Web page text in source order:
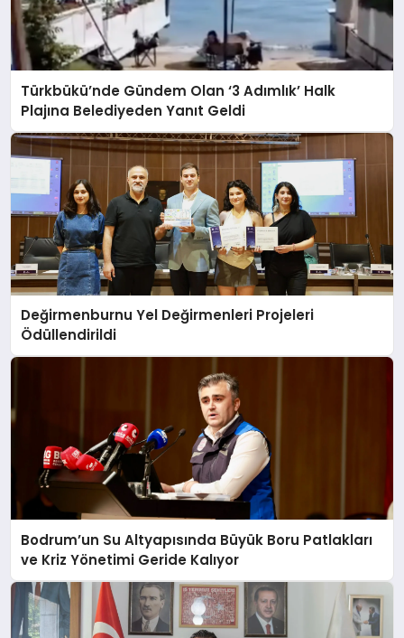
Türkbükü’nde Gündem Olan ‘3 Adımlık’ Halk
Plajına Belediyeden Yanıt Geldi
Değirmenburnu Yel Değirmenleri Projeleri
Ödüllendirildi
Bodrum’un Su Altyapısında Büyük Boru Patlakları
ve Kriz Yönetimi Geride Kalıyor